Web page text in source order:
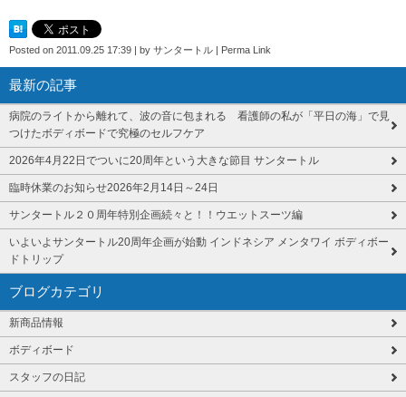
Posted on 2011.09.25 17:39 by サンタートル Perma Link
最新の記事
病院のライトから離れて、波の音に包まれる 看護師の私が「平日の海」で見
つけたボディボードで究極のセルフケア
2026年4月22日でついに20周年という大きな節目 サンタートル
臨時休業のお知らせ2026年2月14日～24日
サンタートル２０周年特別企画続々と！！ウエットスーツ編
いよいよサンタートル20周年企画が始動 インドネシア メンタワイ ボディボー
ドトリップ
ブログカテゴリ
新商品情報
ボディボード
スタッフの日記